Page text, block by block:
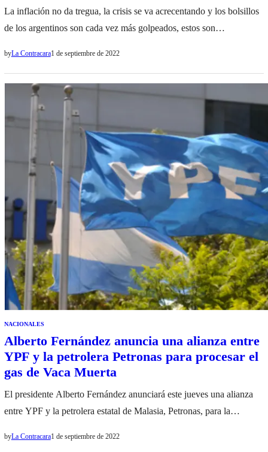
La inflación no da tregua, la crisis se va acrecentando y los bolsillos
de los argentinos son cada vez más golpeados, estos son
Autoridad Metropolitana del Transporte (AMT)…
byLa Contracara1 de septiembre de 2022
NACIONALES
Alberto Fernández anuncia una alianza entre
YPF y la petrolera Petronas para procesar el
gas de Vaca Muerta
El presidente Alberto Fernández anunciará este jueves una alianza
entre YPF y la petrolera estatal de Malasia, Petronas, para la
byLa Contracara1 de septiembre de 2022